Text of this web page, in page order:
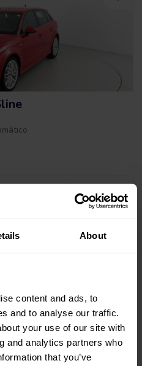
About
content and ads, to
and to analyse our traffic.
your use of our site with
and analytics partners who
that you’ve
Precio al contado
21.990€